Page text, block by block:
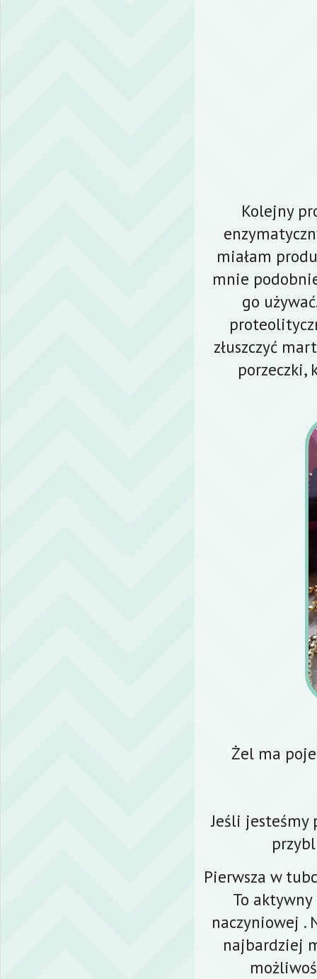
Kolejny
miałam
mnie
go
złuszczyć
porzeczki,
Żel ma
Jeśli jesteśmy
Pierwsza w
To
naczyniowej .
najbardziej